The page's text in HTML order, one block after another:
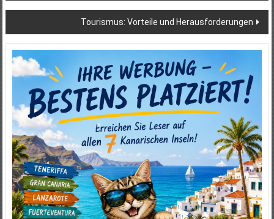
Tourismus: Vorteile und Herausforderungen